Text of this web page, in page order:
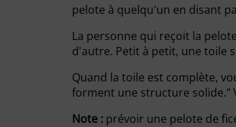
pelote à quelqu'un en disant
La personne qui reçoit la
d'autre. Petit à petit, une toile
Quand la toile est complète,
forment une structure solide."
Note : prévoir une pelote de